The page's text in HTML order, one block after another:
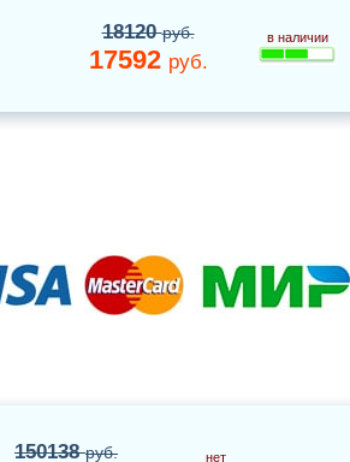
18120руб.
17592 руб.
в наличии
150138руб. нет